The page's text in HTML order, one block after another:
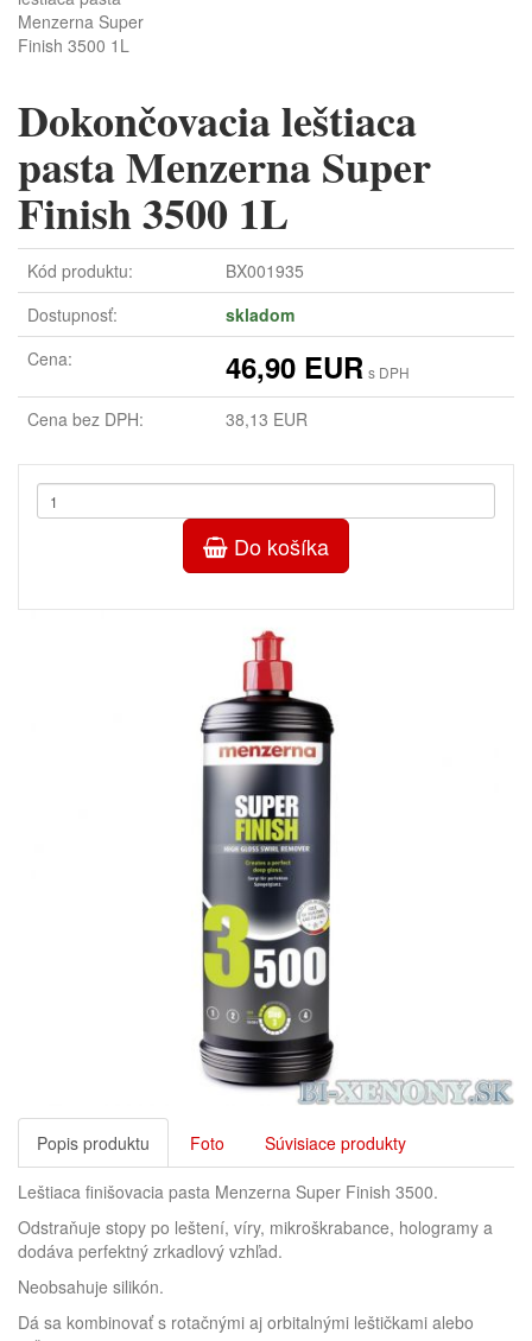
Menzerna Super
Finish 3500 1L
Dokončovacia leštiaca
pasta Menzerna Super
Finish 3500 1L
Kód produktu:
BX001935
Dostupnosť:
skladom
Cena:
46,90 EUR s DPH
Cena bez DPH: 38,13 EUR
Do košíka
Popis produktu Foto Súvisiace produkty
Leštiaca finišovacia pasta Menzerna Super Finish 3500.
Odstraňuje stopy po leštení, víry, mikroškrabance, hologramy a
dodáva perfektný zrkadlový vzhľad.
Neobsahuje silikón.
Dá sa kombinovať s rotačnými aj orbitalnými leštičkami alebo